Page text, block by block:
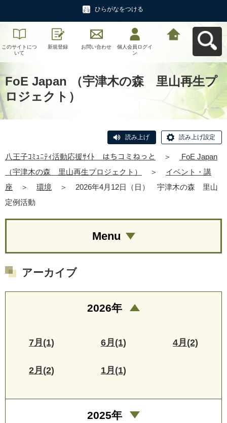
ひらがなをつける
このサイトにつ
いて
新規登録 お問い合わせ
個人会員ログイ
ン
FoE Japan （宇津木の森 里山再生プ
ロジェクト）
読み上げ 読み上げ設定
八王子ｺﾐｭﾆﾃｨ活動応援ｻｲﾄ はちコミねっと ＞
FoE Japan
（宇津木の森 里山再生プロジェクト）
＞
イベント・講
座
＞ 環境 ＞
2026年4月12日（日） 宇津木の森 里山
定例活動
Menu
アーカイブ
2026年
7月(1) 6月(1) 4月(2)
2月(2) 1月(1)
2025年